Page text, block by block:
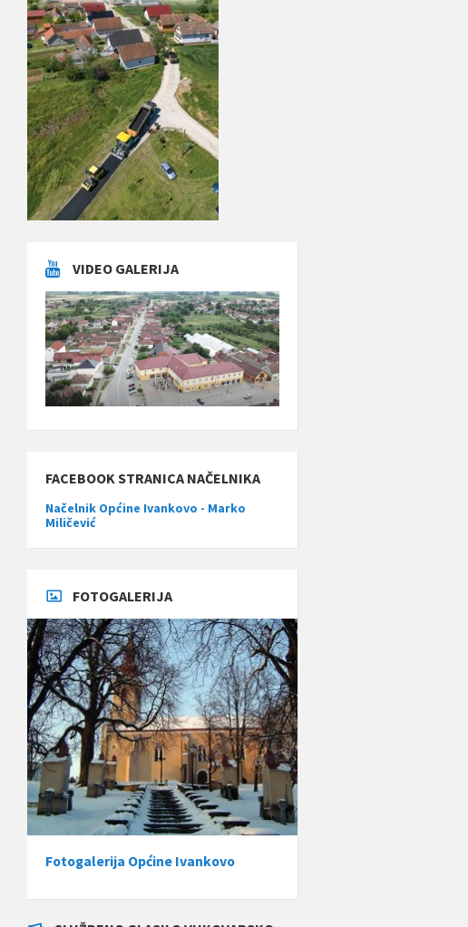
VIDEO GALERIJA
FACEBOOK STRANICA NAČELNIKA
Načelnik Općine Ivankovo - Marko
Miličević
FOTOGALERIJA
Fotogalerija Općine Ivankovo